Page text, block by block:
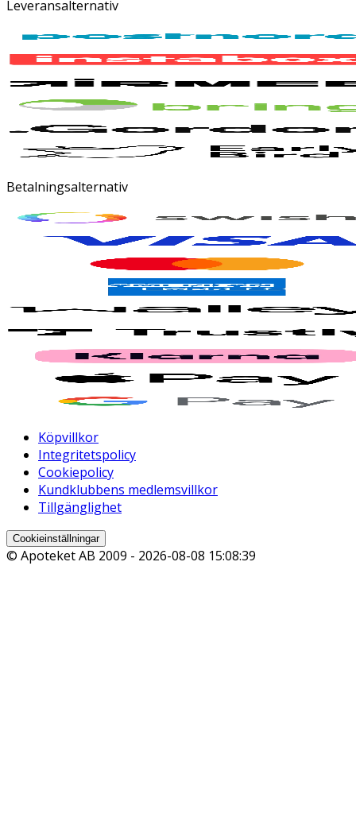
Leveransalternativ
Betalningsalternativ
Köpvillkor
Integritetspolicy
Cookiepolicy
Kundklubbens medlemsvillkor
Tillgänglighet
Cookieinställningar
© Apoteket AB 2009 - 2026-08-08 15:08:39